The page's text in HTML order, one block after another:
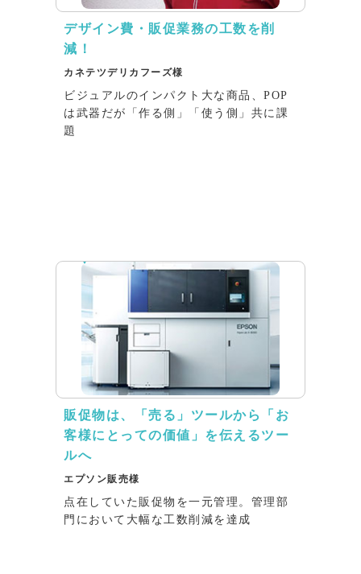
デザイン費・販促業務の工数を削
減！
カネテツデリカフーズ様
ビジュアルのインパクト大な商品、POP
は武器だが「作る側」「使う側」共に課
題
販促物は、「売る」ツールから「お
客様にとっての価値」を伝えるツー
ルへ
エプソン販売様
点在していた販促物を一元管理。管理部
門において大幅な工数削減を達成